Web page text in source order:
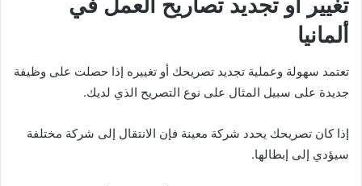
تغيير أو تجديد تصاريح العمل في
ألمانيا
تعتمد سهولة وعملية تجديد تصريحك أو تغييره إذا حصلت على وظيفة
جديدة على سبيل المثال على نوع التصريح الذي لديك.
إذا كان تصريحك يحدد شركة معينة فإن الانتقال إلى شركة مختلفة
سيؤدي إلى إبطالها.